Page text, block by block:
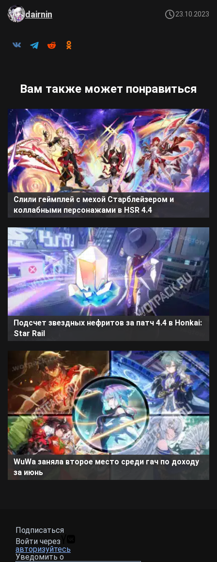
dairnin 23.10.2023
Вам также может понравиться
Слили геймплей с мехой Старблейзером и
коллабными персонажами в HSR 4.4
Подсчет звездных нефритов за патч 4.4 в Honkai:
Star Rail
WuWa заняла второе место среди гач по доходу
за июнь
Подписаться
Войти через
авторизуйтесь
Уведомить о